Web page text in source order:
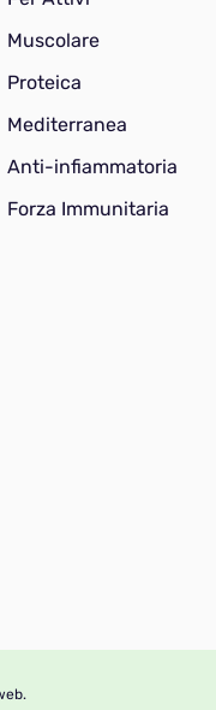
Muscolare
Proteica
Mediterranea
Anti-infiammatoria
Forza Immunitaria